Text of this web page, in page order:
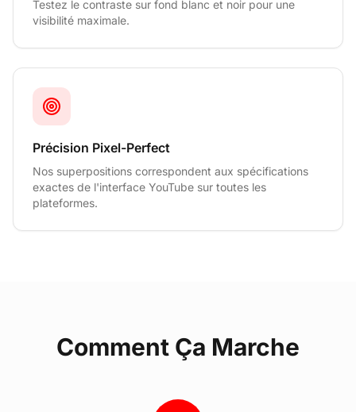
Testez le contraste sur fond blanc et noir pour une
visibilité maximale.
Précision Pixel-Perfect
Nos superpositions correspondent aux spécifications
exactes de l'interface YouTube sur toutes les
plateformes.
Comment Ça Marche